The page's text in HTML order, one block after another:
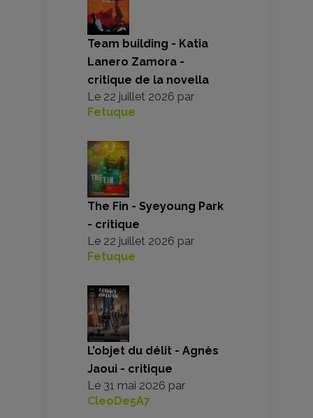
Team building - Katia
Lanero Zamora -
critique de la novella
Le 22 juillet 2026 par
Fetuque
The Fin - Syeyoung Park
- critique
Le 22 juillet 2026 par
Fetuque
L’objet du délit - Agnès
Jaoui - critique
Le 31 mai 2026 par
CleoDe5A7